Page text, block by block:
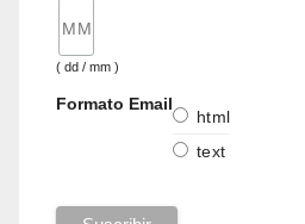
( dd / mm )
Formato Email
html
text